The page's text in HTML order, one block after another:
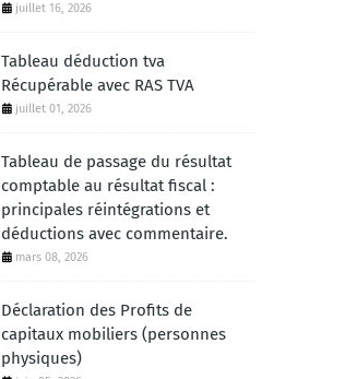
juillet 16, 2026
Tableau déduction tva
Récupérable avec RAS TVA
juillet 01, 2026
Tableau de passage du résultat
comptable au résultat fiscal :
principales réintégrations et
déductions avec commentaire.
mars 08, 2026
Déclaration des Profits de
capitaux mobiliers (personnes
physiques)